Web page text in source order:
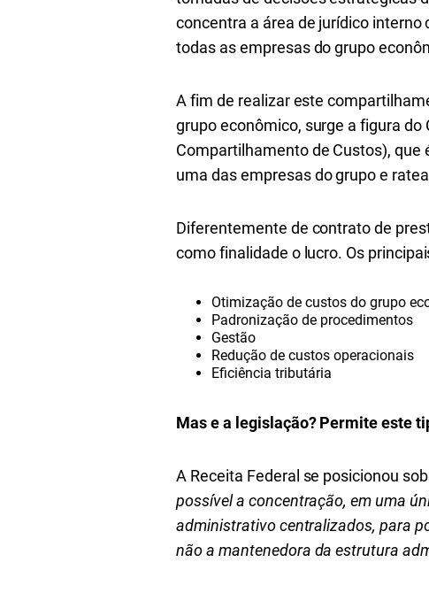
concentra a área de jurídico
todas as empresas do grupo
A fim de realizar este
grupo econômico, surge a figura
Compartilhamento de Custos),
uma das empresas do grupo e
Diferentemente de contrato de
como finalidade o lucro. Os
Otimização de custos do grupo
Padronização de procedimentos
Gestão
Redução de custos operacionais
Eficiência tributária
Mas e a legislação? Permite este
A Receita Federal se posicionou
possível a concentração, em uma
administrativo centralizados, para
não a mantenedora da estrutura